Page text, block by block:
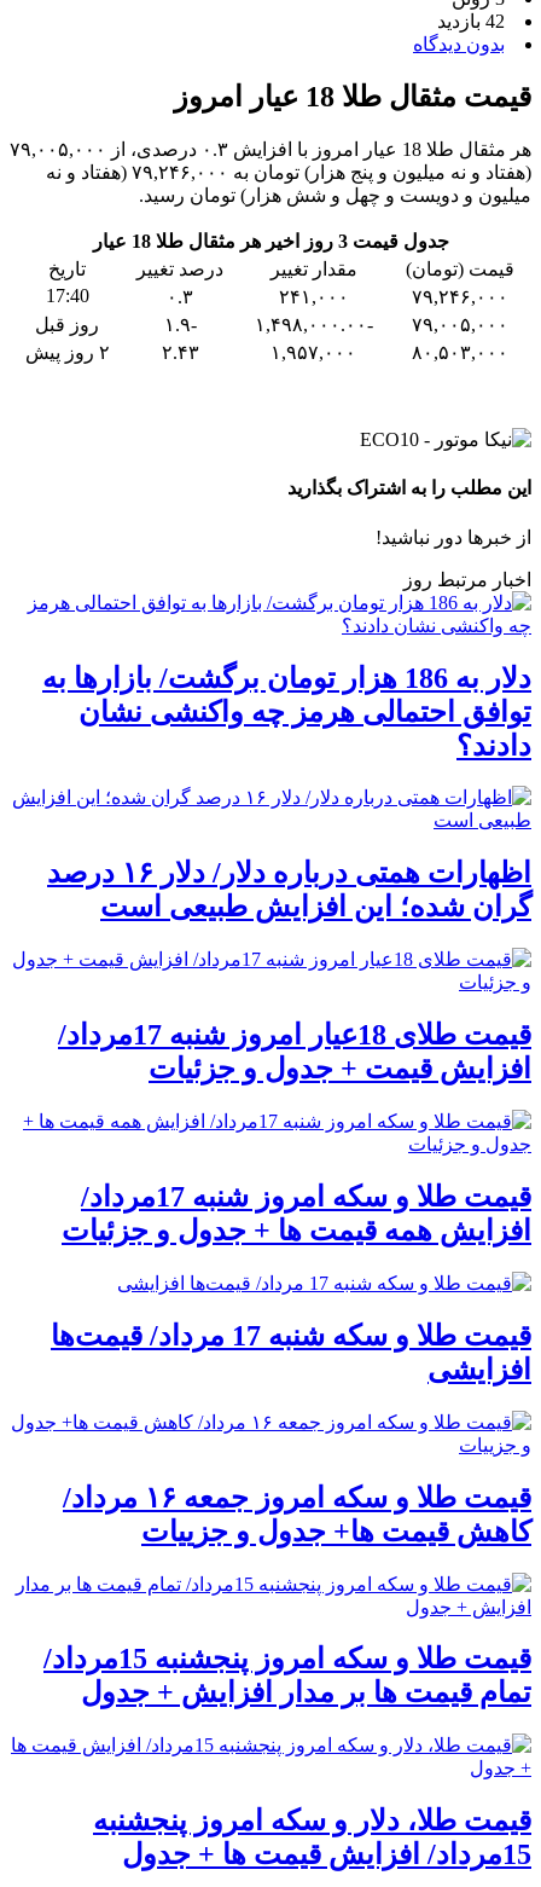
42 بازدید
بدون دیدگاه
قیمت مثقال طلا 18 عیار امروز
هر مثقال طلا 18 عیار امروز با افزایش ۰.۳ درصدی، از ۷۹,۰۰۵,۰۰۰
(هفتاد و نه میلیون و پنج هزار) تومان به ۷۹,۲۴۶,۰۰۰ (هفتاد و نه
میلیون و دویست و چهل و شش هزار) تومان رسید.
جدول قیمت 3 روز اخیر هر مثقال طلا 18 عیار
قیمت (تومان)
مقدار تغییر درصد تغییر
تاریخ
۷۹,۲۴۶,۰۰۰
۲۴۱,۰۰۰ ۰.۳
17:40
۷۹,۰۰۵,۰۰۰
-۱,۴۹۸,۰۰۰.۰۰ -۱.۹
روز قبل
۸۰,۵۰۳,۰۰۰
۱,۹۵۷,۰۰۰ ۲.۴۳ ۲ روز پیش
این مطلب را به اشتراک بگذارید
از خبرها دور نباشید!
اخبار مرتبط روز
دلار به 186 هزار تومان برگشت/ بازارها به
توافق احتمالی هرمز چه واکنشی نشان
دادند؟
اظهارات همتی درباره دلار/ دلار ۱۶ درصد
گران شده؛ این افزایش طبیعی است
قیمت طلای 18عیار امروز شنبه 17مرداد/
افزایش قیمت + جدول و جزئیات
قیمت طلا و سکه امروز شنبه 17مرداد/
افزایش همه قیمت ها + جدول و جزئیات
قیمت طلا و سکه شنبه 17 مرداد/ قیمت‌ها
افزایشی
قیمت طلا و سکه امروز جمعه ۱۶ مرداد/
کاهش قیمت ها+ جدول و جزییات
قیمت طلا و سکه امروز پنجشنبه 15مرداد/
تمام قیمت ها بر مدار افزایش + جدول
قیمت طلا، دلار و سکه امروز پنجشنبه
15مرداد/ افزایش قیمت ها + جدول